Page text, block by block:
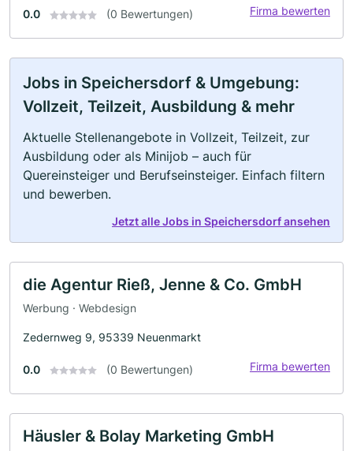
0.0 (0 Bewertungen) Firma bewerten
Jobs in Speichersdorf & Umgebung:
Vollzeit, Teilzeit, Ausbildung & mehr
Aktuelle Stellenangebote in Vollzeit, Teilzeit, zur
Ausbildung oder als Minijob – auch für
Quereinsteiger und Berufseinsteiger. Einfach filtern
und bewerben.
Jetzt alle Jobs in Speichersdorf ansehen
die Agentur Rieß, Jenne & Co. GmbH
Werbung · Webdesign
Zedernweg 9, 95339 Neuenmarkt
0.0 (0 Bewertungen) Firma bewerten
Häusler & Bolay Marketing GmbH